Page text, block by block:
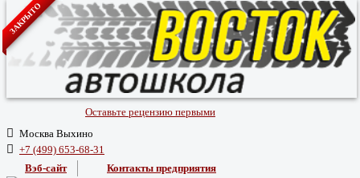
ЗАКРЫТО
Оставьте рецензию первыми
Москва Выхино
+7 (499) 653-68-31
Вэб-сайт
Контакты предприятия